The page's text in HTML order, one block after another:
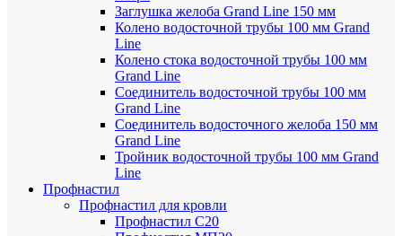
Заглушка желоба Grand Line 150 мм
Колено водосточной трубы 100 мм Grand
Line
Колено стока водосточной трубы 100 мм
Grand Line
Соединитель водосточной трубы 100 мм
Grand Line
Соединитель водосточного желоба 150 мм
Grand Line
Тройник водосточной трубы 100 мм Grand
Line
Профнастил
Профнастил для кровли
Профнастил С20